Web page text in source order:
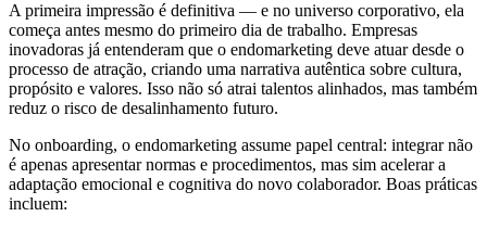
A primeira impressão é definitiva — e no universo corporativo, ela
começa antes mesmo do primeiro dia de trabalho. Empresas
inovadoras já entenderam que o endomarketing deve atuar desde o
processo de atração, criando uma narrativa autêntica sobre cultura,
propósito e valores. Isso não só atrai talentos alinhados, mas também
reduz o risco de desalinhamento futuro.
No onboarding, o endomarketing assume papel central: integrar não
é apenas apresentar normas e procedimentos, mas sim acelerar a
adaptação emocional e cognitiva do novo colaborador. Boas práticas
incluem: